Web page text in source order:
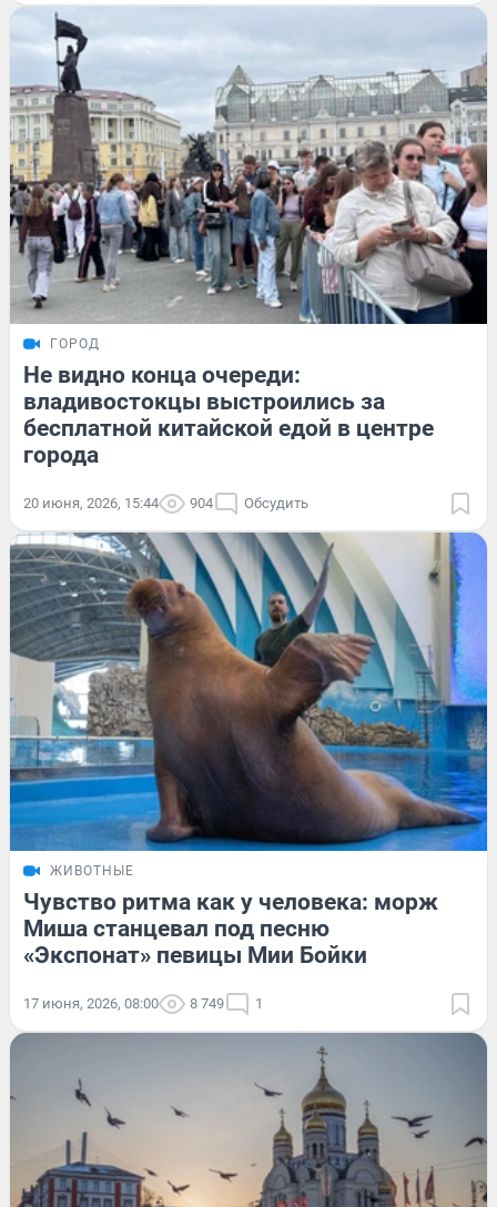
ГОРОД
Не видно конца очереди:
владивостокцы выстроились за
бесплатной китайской едой в центре
города
20 июня, 2026, 15:44 904 Обсудить
ЖИВОТНЫЕ
Чувство ритма как у человека: морж
Миша станцевал под песню
«Экспонат» певицы Мии Бойки
17 июня, 2026, 08:00 8 749 1